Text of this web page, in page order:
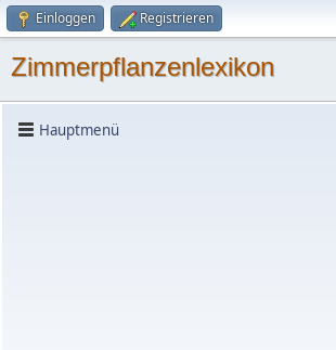
Einloggen Registrieren
Zimmerpflanzenlexikon
Hauptmenü